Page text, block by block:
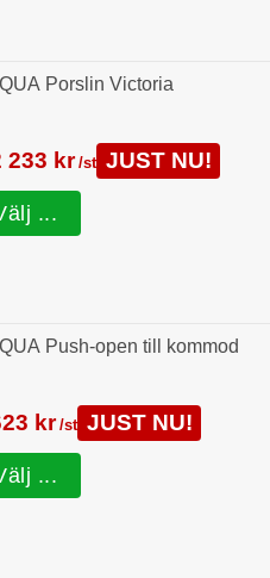
Porslin Victoria
233 kr /st JUST NU!
...
Push-open till kommod
kr /st JUST NU!
...